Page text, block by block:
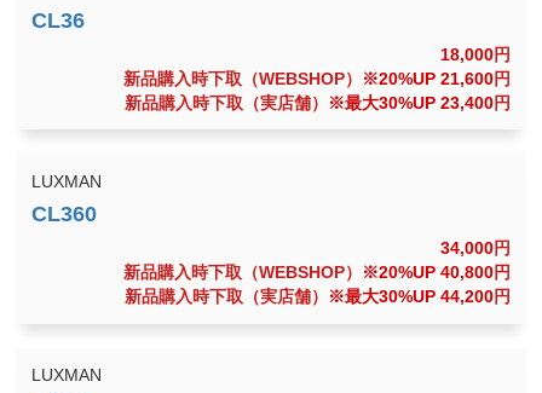
18,000円
新品購入時下取（WEBSHOP）
※20%UP 21,600円
新品購入時下取（実店舗）
※最大30%UP 23,400円
LUXMAN
34,000円
新品購入時下取（WEBSHOP）
※20%UP 40,800円
新品購入時下取（実店舗）
※最大30%UP 44,200円
LUXMAN